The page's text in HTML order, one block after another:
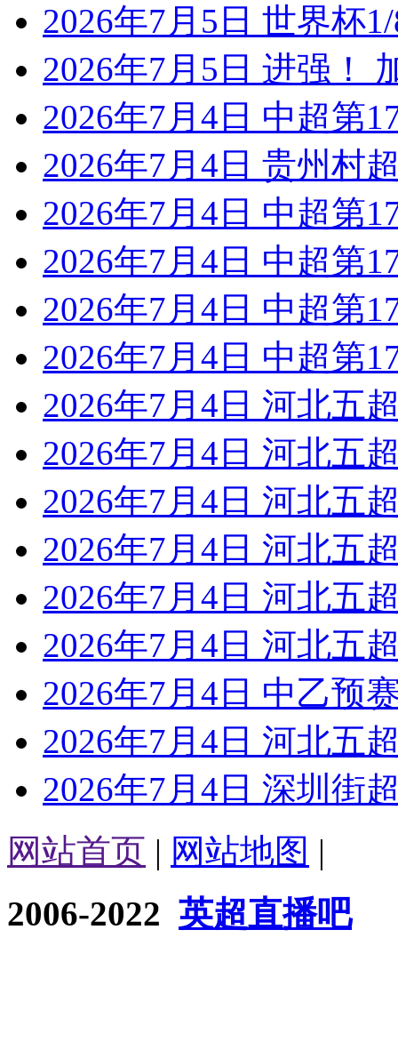
2026年7月5日 世界杯
2026年7月5日 进强！
2026年7月4日 中超第
2026年7月4日 贵州村
2026年7月4日 中超第
2026年7月4日 中超第
2026年7月4日 中超第
2026年7月4日 中超第
2026年7月4日 河北五
2026年7月4日 河北五
2026年7月4日 河北五
2026年7月4日 河北五
2026年7月4日 河北五
2026年7月4日 河北五
2026年7月4日 中乙预
2026年7月4日 河北五
2026年7月4日 深圳街
网站首页 | 网站地图 |
2006-2022 英超直播吧